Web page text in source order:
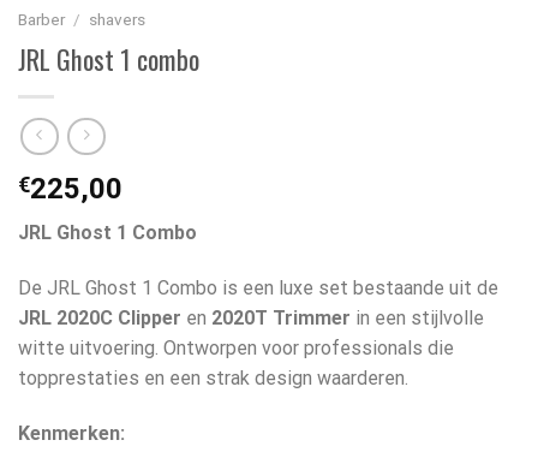
Barber / shavers
JRL Ghost 1 combo
€225,00
JRL Ghost 1 Combo
De JRL Ghost 1 Combo is een luxe set bestaande uit de
JRL 2020C Clipper en 2020T Trimmer in een stijlvolle
witte uitvoering. Ontworpen voor professionals die
topprestaties en een strak design waarderen.
Kenmerken: